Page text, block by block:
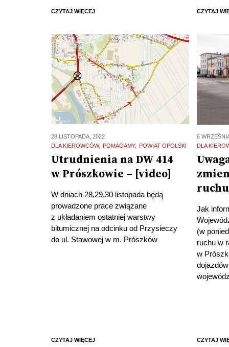
CZYTAJ WIĘCEJ CZYTAJ
28 LISTOPADA, 2022
DLA KIEROWCÓW
POMAGAMY POWIAT OPOLSKI
Utrudnienia na DW 414
w Prószkowie – [video]
W dniach 28,29,30 listopada będą
prowadzone prace związane
z układaniem ostatniej warstwy
bitumicznej na odcinku od Przysieczy
do ul. Stawowej w m. Prószków
CZYTAJ WIĘCEJ
6
DLA
Jak
(w
ruchu w
w
CZYTAJ